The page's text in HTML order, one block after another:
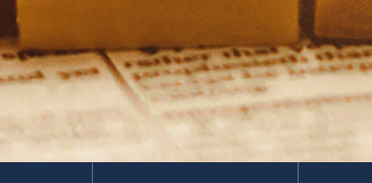
청소년부
대원 어와나 클럽
청년부
대원 크리스천 아카데